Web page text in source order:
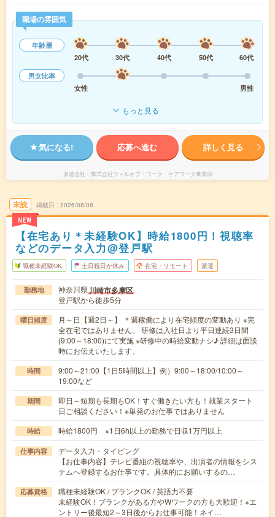
職場の雰囲気
年齢層
20代
30代 40代 50代
60代
男女比率
女性
男性
もっと見る
気になる! 応募へ進む 詳しく見る
派遣会社 株式会社ウィルオブ・ワーク ケアワーク事業部
未読
NEW
掲載日 2026/08/08
【在宅あり＊未経験OK】時給1800円！視聴率
などのデータ入力@登戸駅
職種未経験OK 土日祝日が休み 在宅・リモート 派遣
勤務地 神奈川県川崎市多摩区
登戸駅から徒歩5分
曜日頻度
月～日【週2日～】 ＊週稼働により在宅頻度の変動あり ※完
全在宅ではありません。 研修は入社日より平日連続3日間
(9:00～18:00)にて実施 ※研修中の時給変動ナシ♪ 詳細は面談
時にお伝えいたします。
時間
9:00～21:00【1日5時間以上】例）9:00～18:00/10:00～
19:00など
期間
即日～短期も長期もOK！すぐ働きたい方も！就業スタート
日ご相談ください！※単発のお仕事ではありません
時給 時給1800円 ※1日6h以上の勤務で日収1万円以上
仕事内容
データ入力・タイピング
【お仕事内容】テレビ番組の視聴率や、出演者の情報をシス
テムへ登録するお仕事です。具体的にお願いするの…
応募資格
職種未経験OK / ブランクOK / 英語力不要
未経験OK！ブランクがある方やWワークの方も大歓迎！※エ
ントリー後最短2～3日後からお仕事可能！ネイ…